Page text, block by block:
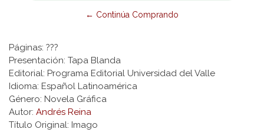
← Continúa Comprando
Páginas: ???
Presentación: Tapa Blanda
Editorial: Programa Editorial Universidad del Valle
Idioma: Español Latinoamérica
Género: Novela Gráfica
Autor: Andrés Reina
Título Original: Imago